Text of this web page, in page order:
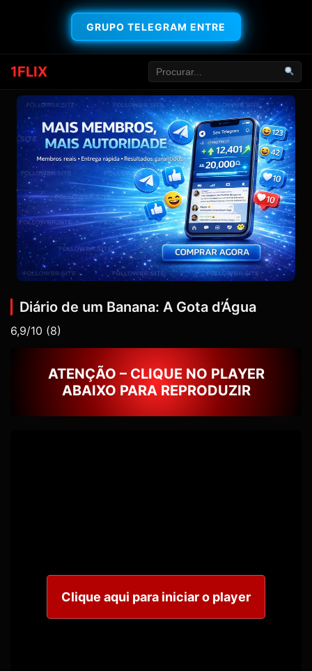
GRUPO TELEGRAM ENTRE
1FLIX
Diário de um Banana: A Gota d’Água
6,9/10 (8)
ATENÇÃO – CLIQUE NO PLAYER
ABAIXO PARA REPRODUZIR
Clique aqui para iniciar o player